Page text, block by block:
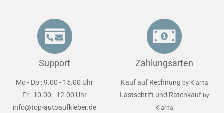
Support
Mo - Do : 9.00 - 15.00 Uhr
Fr : 10.00 - 12.00 Uhr
info@top-autoaufkleber.de
Zahlungsarten
Kauf auf Rechnung by Klarna
Lastschrift und Ratenkauf by
Klarna